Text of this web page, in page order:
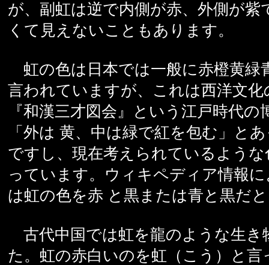
が、副虹は逆で内側が赤、外側が紫
くて見えないこともあります。
虹の色は日本では一般に赤橙黄緑
言われていますが、これは西洋文化
『和漢三才図会』という江戸時代
「外は 黄、中は緑で紅を包む」と
ですし、現在考えられているよう
っています。ウィキペディア情報
は虹の色を赤 と黒または青と黒だ
古代中国では虹を龍のような生き
た。虹の赤白いのを虹（こう）と言